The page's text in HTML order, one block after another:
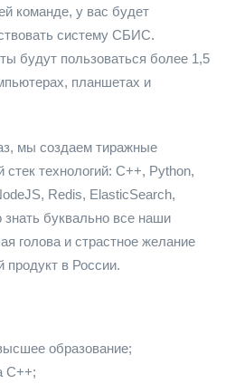
команде, у вас будет
систему СБИС.
будут пользоваться более 1,5
планшетах и
мы создаем тиражные
технологий: C++, Python,
Redis, ElasticSearch,
буквально все наши
голова и страстное желание
продукт в России.
образование;
С++;